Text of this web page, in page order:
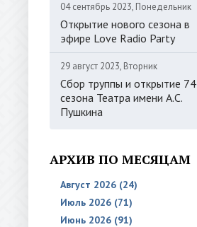
04 сентябрь 2023, Понедельник
Открытие нового сезона в
эфире Love Radio Party
29 август 2023, Вторник
Сбор труппы и открытие 74
сезона Театра имени А.С.
Пушкина
АРХИВ ПО МЕСЯЦАМ
Август 2026 (24)
Июль 2026 (71)
Июнь 2026 (91)